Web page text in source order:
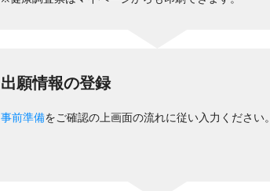
出願情報の登録
事前準備をご確認の上画面の流れに従い入力ください。